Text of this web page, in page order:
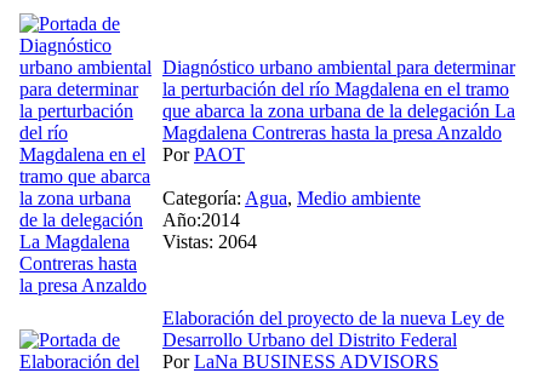
Diagnóstico urbano ambiental para determinar
la perturbación del río Magdalena en el tramo
que abarca la zona urbana de la delegación La
Magdalena Contreras hasta la presa Anzaldo
PorPAOT
Categoría: Agua, Medio ambiente
Año:2014
Vistas: 2064
Elaboración del proyecto de la nueva Ley de
Desarrollo Urbano del Distrito Federal
PorLaNa BUSINESS ADVISORS